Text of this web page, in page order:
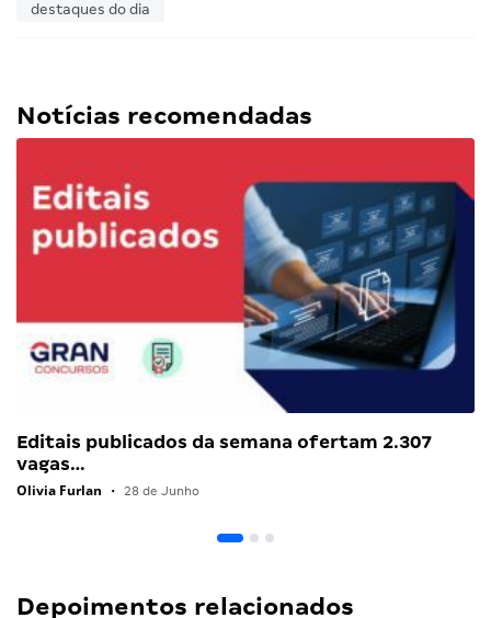
destaques do dia
Notícias recomendadas
Editais publicados da semana ofertam 2.307
vagas…
Olivia Furlan • 28 de Junho
Depoimentos relacionados